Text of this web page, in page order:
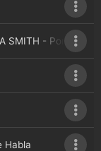
SMITH - Ponme En
Habla